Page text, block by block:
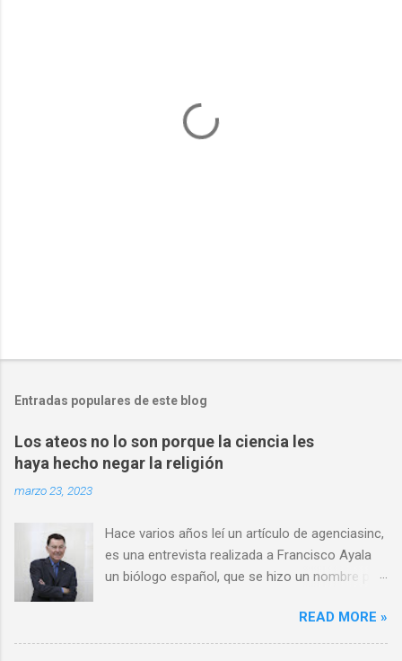
Entradas populares de este blog
Los ateos no lo son porque la ciencia les
haya hecho negar la religión
marzo 23, 2023
Hace varios años leí un artículo de agenciasinc,
es una entrevista realizada a Francisco Ayala
un biólogo español, que se hizo un nombre por
y en consecuencia un ferviente defensor de las
ideas darwinistas. Por otro lado, al mismo
READ MORE »